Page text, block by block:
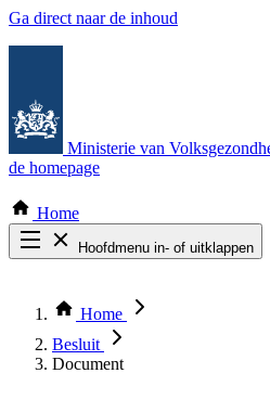
Ga direct naar de inhoud
Ministerie van
de homepage
Home
Hoofdmenu in- of uitklappen
Thema COVID-19
Bekijk per bestuursorgaan
Home
Besluit
Document